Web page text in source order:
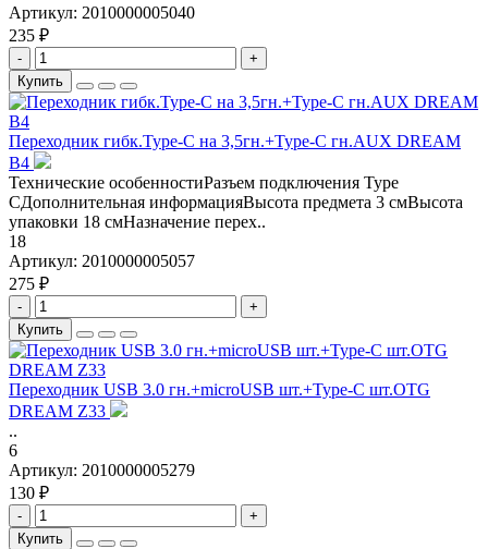
Артикул: 2010000005040
235 ₽
-
+
Купить
Переходник гибк.Type-C на 3,5гн.+Type-C гн.AUX DREAM
B4
Технические особенностиРазъем подключения Type
CДополнительная информацияВысота предмета 3 смВысота
упаковки 18 смНазначение перех..
18
Артикул: 2010000005057
275 ₽
-
+
Купить
Переходник USB 3.0 гн.+microUSB шт.+Type-C шт.OTG
DREAM Z33
..
6
Артикул: 2010000005279
130 ₽
-
+
Купить